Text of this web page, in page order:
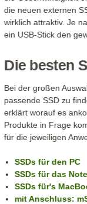
die neuen externen
wirklich attraktiv. Je
ein USB-Stick den
Die besten
Bei der großen
passende SSD zu
erklärt worauf es
Produkte in Frage
für die jeweiligen
SSDs für den PC
SSDs für das
SSDs für's
mit Anschluss: